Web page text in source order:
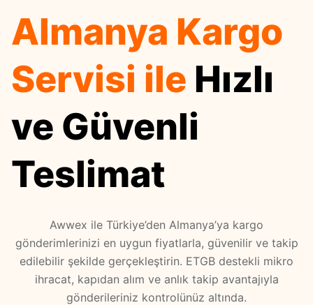
Amazon FBA
Fulfillment
Ara Depolama
Pazaryeri Entegrasyonları
Kargo Entegrasyonları
Tüm Entegrasyonlar
Karayolu Taşımacılığı
Denizyolu Taşımacılığı
Havayolu Taşımacılığı
Referanslar
Webinarlar
Videocastler
E-Kitaplar
Destek Merkezi
Sıkça Sorulan Sorular
Almanya Kargo
Servisi ile Hızlı
ve Güvenli
Teslimat
Awwex ile Türkiye’den Almanya’ya kargo
gönderimlerinizi en uygun fiyatlarla, güvenilir ve takip
edilebilir şekilde gerçekleştirin. ETGB destekli mikro
ihracat, kapıdan alım ve anlık takip avantajıyla
gönderileriniz kontrolünüz altında.